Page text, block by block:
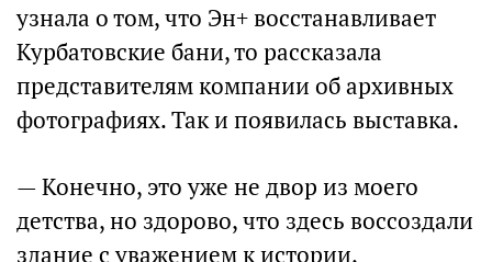
узнала о том, что Эн+ восстанавливает
Курбатовские бани, то рассказала
представителям компании об архивных
фотографиях. Так и появилась выставка.
— Конечно, это уже не двор из моего
детства, но здорово, что здесь воссоздали
здание с уважением к истории,